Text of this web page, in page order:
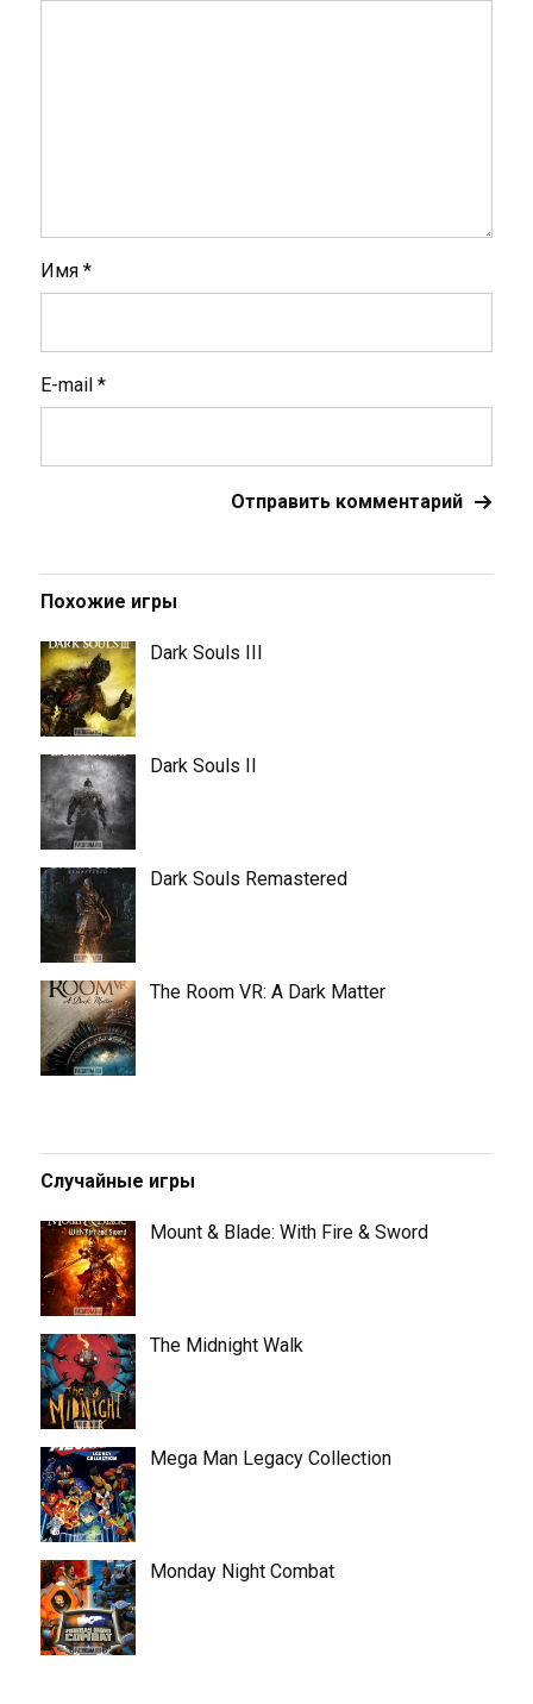
Имя *
E-mail *
Похожие игры
Dark Souls III
Dark Souls II
Dark Souls Remastered
The Room VR: A Dark Matter
Случайные игры
Mount & Blade: With Fire & Sword
The Midnight Walk
Mega Man Legacy Collection
Monday Night Combat